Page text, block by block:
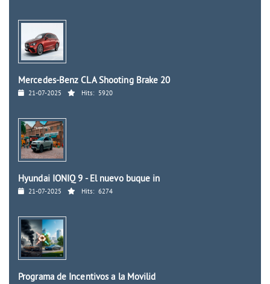
Mercedes-Benz CLA Shooting Brake 20
21-07-2025 Hits: 5920
Hyundai IONIQ 9 - El nuevo buque in
21-07-2025 Hits: 6274
Programa de Incentivos a la Movilid